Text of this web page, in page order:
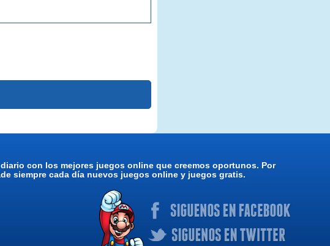
con los mejores juegos online que creemos oportunos. Por
siempre cada día nuevos juegos online y juegos gratis.